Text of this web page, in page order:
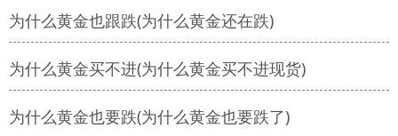
为什么黄金也跟跌(为什么黄金还在跌)
为什么黄金买不进(为什么黄金买不进现货)
为什么黄金也要跌(为什么黄金也要跌了)